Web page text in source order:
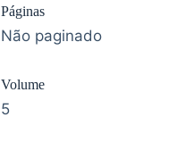
Páginas
Não paginado
Volume
5